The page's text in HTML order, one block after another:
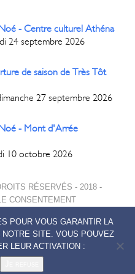
- Centre culturel Athéna
24 septembre 2026
de saison de Très Tôt
27 septembre 2026
- Mont d'Arrée
10 octobre 2026
RÉSERVÉS - 2018 -
CONSENTEMENT
POUR VOUS GARANTIR LA
SITE. VOUS POUVEZ
LEUR ACTIVATION :